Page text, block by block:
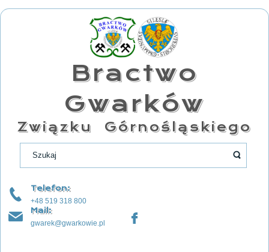
Bractwo
Gwarków
Związku Górnośląskiego
Telefon:
+48 519 318 800
Mail:
gwarek@gwarkowie.pl